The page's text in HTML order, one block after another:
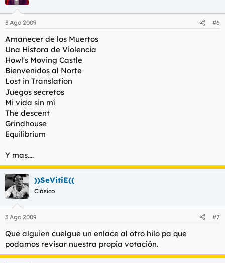
3 Ago 2009 #6
Amanecer de los Muertos
Una Histora de Violencia
Howl's Moving Castle
Bienvenidos al Norte
Lost in Translation
Juegos secretos
Mi vida sin mí
The descent
Grindhouse
Equilibrium
Y mas....
))SeVitiE((
Clásico
3 Ago 2009 #7
Que alguien cuelgue un enlace al otro hilo pa que
podamos revisar nuestra propia votación.